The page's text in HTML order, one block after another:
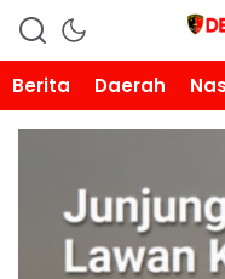
Berita
Daerah